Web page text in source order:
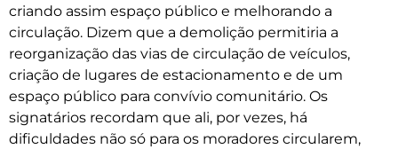
criando assim espaço público e melhorando a
circulação. Dizem que a demolição permitiria a
reorganização das vias de circulação de veículos,
criação de lugares de estacionamento e de um
espaço público para convívio comunitário. Os
signatários recordam que ali, por vezes, há
dificuldades não só para os moradores circularem,